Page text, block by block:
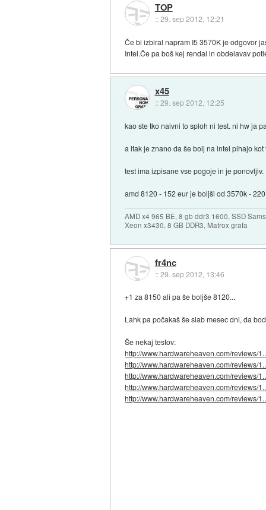
TOP
::29. sep 2012, 12:21
Če bi izbiral napram I5 3570K je odgovor
Intel.Če pa boš kej rendal in obdelavav
x45
::29. sep 2012, 12:25
kao ste tko naivni to sploh ni test. ni hw ja
a itak je znano da še bolj na intel pihajo kot
test ima izpisane vse pogoje in je
amd 8120 - 152 eur je boljši od 3570k -
AMD x4 965 BE, 8 gb ddr3 1600, SSD
Xeon x3430, 8 GB DDR3, Matrox grafa
fr4nc
::29. sep 2012, 13:46
+1 za 8150 ali pa še boljše 8120...
Lahk pa počakaš še slab mesec dni, da
Še nekaj testov:
http://www.hardwareheaven.com/reviews/
http://www.hardwareheaven.com/reviews/
http://www.hardwareheaven.com/reviews/
http://www.hardwareheaven.com/reviews/
http://www.hardwareheaven.com/reviews/